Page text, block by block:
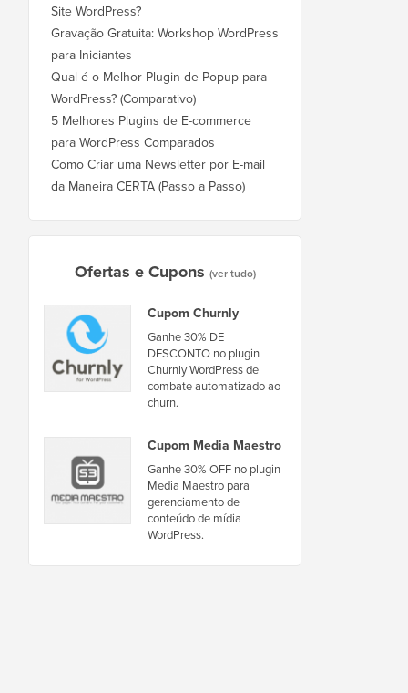
Site WordPress?
Gravação Gratuita: Workshop WordPress
para Iniciantes
Qual é o Melhor Plugin de Popup para
WordPress? (Comparativo)
5 Melhores Plugins de E-commerce
para WordPress Comparados
Como Criar uma Newsletter por E-mail
da Maneira CERTA (Passo a Passo)
Ofertas e Cupons (ver tudo)
Cupom Churnly
Ganhe 30% DE
DESCONTO no plugin
Churnly WordPress de
combate automatizado ao
churn.
Cupom Media Maestro
Ganhe 30% OFF no plugin
Media Maestro para
gerenciamento de
conteúdo de mídia
WordPress.